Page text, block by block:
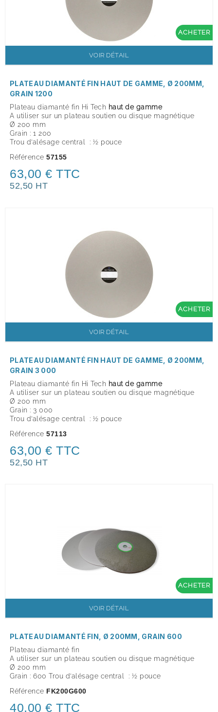
ACHETER
VOIR DÉTAIL
PLATEAU DIAMANTÉ FIN HAUT DE GAMME, Ø 200MM,
GRAIN 1200
Plateau diamanté fin Hi Tech haut de gamme
A utiliser sur un plateau soutien ou disque magnétique
Ø 200 mm
Grain : 1 200
Trou d’alésage central : ½ pouce
Référence 57155
63,00 € TTC
52,50 HT
ACHETER
VOIR DÉTAIL
PLATEAU DIAMANTÉ FIN HAUT DE GAMME, Ø 200MM,
GRAIN 3 000
Plateau diamanté fin Hi Tech haut de gamme
A utiliser sur un plateau soutien ou disque magnétique
Ø 200 mm
Grain : 3 000
Trou d’alésage central : ½ pouce
Référence 57113
63,00 € TTC
52,50 HT
ACHETER
VOIR DÉTAIL
PLATEAU DIAMANTÉ FIN, Ø 200MM, GRAIN 600
Plateau diamanté fin
A utiliser sur un plateau soutien ou disque magnétique
Ø 200 mm
Grain : 600 Trou d’alésage central : ½ pouce
Référence FK200G600
40,00 € TTC